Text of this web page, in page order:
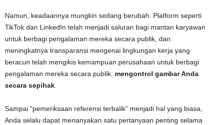
Namun, keadaannya mungkin sedang berubah. Platform seperti
TikTok dan LinkedIn telah menjadi saluran bagi mantan karyawan
untuk berbagi pengalaman mereka secara publik, dan
meningkatnya transparansi mengenai lingkungan kerja yang
beracun telah mengikis kemampuan perusahaan untuk berbagi
pengalaman mereka secara publik. mengontrol gambar Anda
secara sepihak
Sampai “pemeriksaan referensi terbalik” menjadi hal yang biasa,
Anda selalu dapat menanyakan satu pertanyaan penting selama